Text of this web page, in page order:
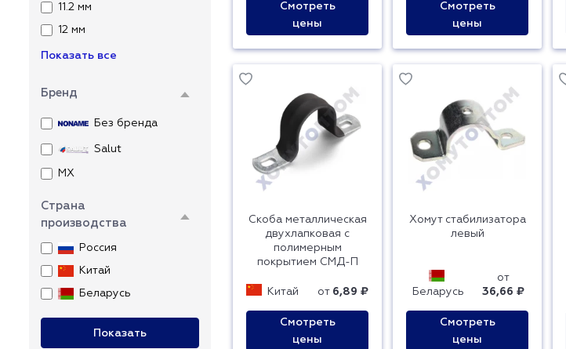
11.2 мм
12 мм
Показать все
Бренд
Без бренда
Salut
MX
Страна
производства
Россия
Китай
Беларусь
Показать
Смотреть
цены
Смотреть
цены
Скоба металлическая
двухлапковая с
полимерным
покрытием СМД-П
Китай от 6,89 ₽
Смотреть
цены
Хомут стабилизатора
левый
Беларусь
от
36,66 ₽
Смотреть
цены